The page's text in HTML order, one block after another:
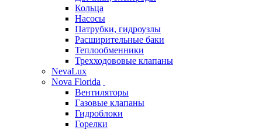
Кольца
Насосы
Патрубки, гидроузлы
Расширительные баки
Теплообменники
Трехходововые клапаны
NevaLux
Nova Florida
Вентиляторы
Газовые клапаны
Гидроблоки
Горелки